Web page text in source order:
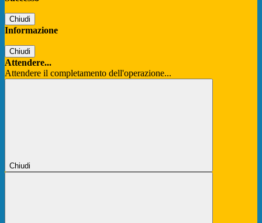
Chiudi
Informazione
Chiudi
Attendere...
Attendere il completamento dell'operazione...
Chiudi